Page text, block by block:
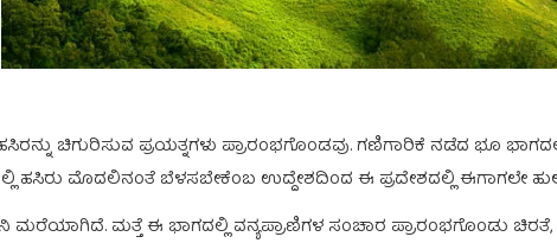
ಚಿಗುರಿಸುವ ಪ್ರಯತ್ನಗಳು ಪ್ರಾರಂಭಗೊಂಡವು. ಗಣಿಗಾರಿಕೆ ನಡೆದ ಭೂ
ಹಸಿರು ಮೊದಲಿನಂತೆ ಬೆಳಸಬೇಕೆಂಬ ಉದ್ದೇಶದಿಂದ ಈ ಪ್ರದೇಶದಲ್ಲಿ ಈಗಾಗಲೇ
ಮರೆಯಾಗಿದೆ. ಮತ್ತೆ ಈ ಭಾಗದಲ್ಲಿ ವನ್ಯಪ್ರಾಣಿಗಳ ಸಂಚಾರ ಪ್ರಾರಂಭಗೊಂಡು